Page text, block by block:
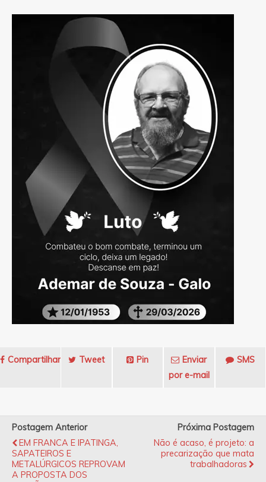
Compartilhar Tweet Pin
Enviar
por e-mail
SMS
Postagem Anterior
EM FRANCA E IPATINGA,
SAPATEIROS E
METALÚRGICOS REPROVAM
A PROPOSTA DOS
Próxima Postagem
Não é acaso, é projeto: a
precarização que mata
trabalhadoras